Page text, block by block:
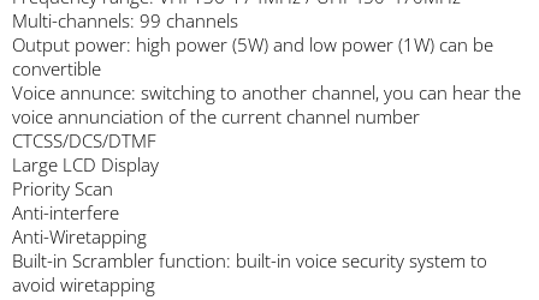
Multi-channels: 99 channels
Output power: high power (5W) and low power (1W) can be
convertible
Voice annunce: switching to another channel, you can hear the
voice annunciation of the current channel number
CTCSS/DCS/DTMF
Large LCD Display
Priority Scan
Anti-interfere
Anti-Wiretapping
Built-in Scrambler function: built-in voice security system to
avoid wiretapping